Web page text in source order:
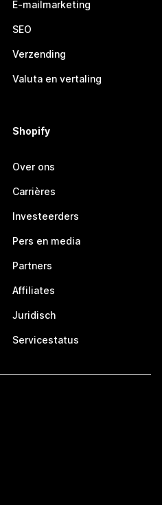
E-mailmarketing
SEO
Verzending
Valuta en vertaling
Shopify
Over ons
Carrières
Investeerders
Pers en media
Partners
Affiliates
Juridisch
Servicestatus